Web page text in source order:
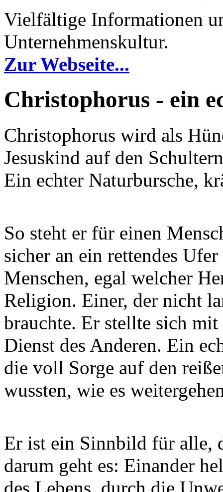
Vielfältige Informationen
Unternehmenskultur.
Zur Webseite...
Christophorus - ein
Christophorus wird als
Jesuskind auf den
Ein echter Naturbursche,
So steht er für einen
sicher an ein rettendes
Menschen, egal welcher
Religion. Einer, der nicht
brauchte. Er stellte sich
Dienst des Anderen. Ein
die voll Sorge auf den
wussten, wie es
Er ist ein Sinnbild für alle,
darum geht es: Einander
des Lebens, durch die